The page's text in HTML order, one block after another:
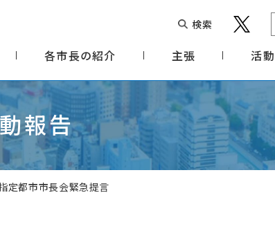
各市長の紹介 主張 活
検索
報告
定都市市長会緊急提言